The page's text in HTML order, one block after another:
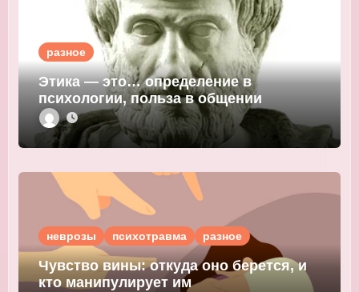
разное
Этика — это… определение в
психологии, польза в общении
неврозы психотравма разное
Чувство вины: откуда оно берется, и
кто манипулирует им